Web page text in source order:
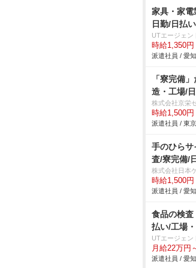
家具・家
日勤/日払
UTエージェン
時給1,350円
派遣社員 / 愛
「寮完備
造・工場/
株式会社京栄
時給1,500円
派遣社員 / 東
手のひらサ
査/寮完備/
株式会社日本
時給1,500円
派遣社員 / 愛
食品の検査
払い/工場
UTエージェン
月給22万円
派遣社員 / 愛